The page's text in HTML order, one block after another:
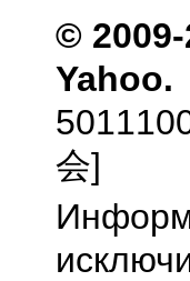
©
Yahoo.
会]